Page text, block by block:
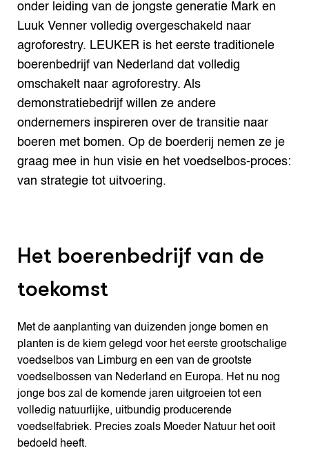
onder leiding van de jongste generatie Mark en
Luuk Venner volledig overgeschakeld naar
agroforestry. LEUKER is het eerste traditionele
boerenbedrijf van Nederland dat volledig
omschakelt naar agroforestry. Als
demonstratiebedrijf willen ze andere
ondernemers inspireren over de transitie naar
boeren met bomen. Op de boerderij nemen ze je
graag mee in hun visie en het voedselbos-proces:
van strategie tot uitvoering.
Het boerenbedrijf van de
toekomst
Met de aanplanting van duizenden jonge bomen en
planten is de kiem gelegd voor het eerste grootschalige
voedselbos van Limburg en een van de grootste
voedselbossen van Nederland en Europa. Het nu nog
jonge bos zal de komende jaren uitgroeien tot een
volledig natuurlijke, uitbundig producerende
voedselfabriek. Precies zoals Moeder Natuur het ooit
bedoeld heeft.